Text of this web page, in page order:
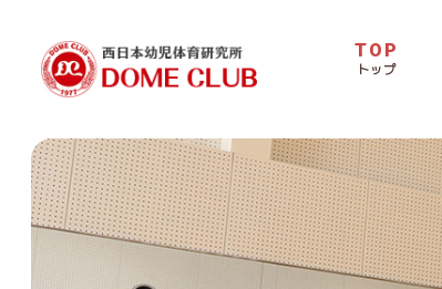
TOP
トップ